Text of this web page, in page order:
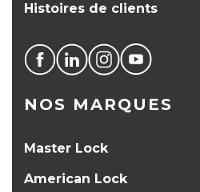
Histoires de clients
NOS MARQUES
Master Lock
American Lock